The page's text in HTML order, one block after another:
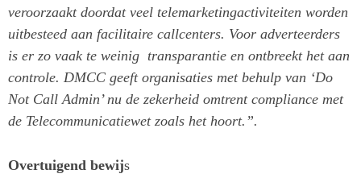
veroorzaakt doordat veel telemarketingactiviteiten worden
uitbesteed aan facilitaire callcenters. Voor adverteerders
is er zo vaak te weinig transparantie en ontbreekt het aan
controle. DMCC geeft organisaties met behulp van ‘Do
Not Call Admin’ nu de zekerheid omtrent compliance met
de Telecommunicatiewet zoals het hoort.”.
Overtuigend bewijs